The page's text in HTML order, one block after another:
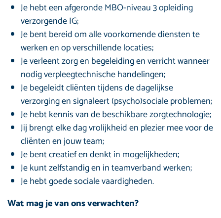
Je hebt een afgeronde MBO-niveau 3 opleiding
verzorgende IG;
Je bent bereid om alle voorkomende diensten te
werken en op verschillende locaties;
Je verleent zorg en begeleiding en verricht wanneer
nodig verpleegtechnische handelingen;
Je begeleidt cliënten tijdens de dagelijkse
verzorging en signaleert (psycho)sociale problemen;
Je hebt kennis van de beschikbare zorgtechnologie;
Jij brengt elke dag vrolijkheid en plezier mee voor de
cliënten en jouw team;
Je bent creatief en denkt in mogelijkheden;
Je kunt zelfstandig en in teamverband werken;
Je hebt goede sociale vaardigheden.
Wat mag je van ons verwachten?